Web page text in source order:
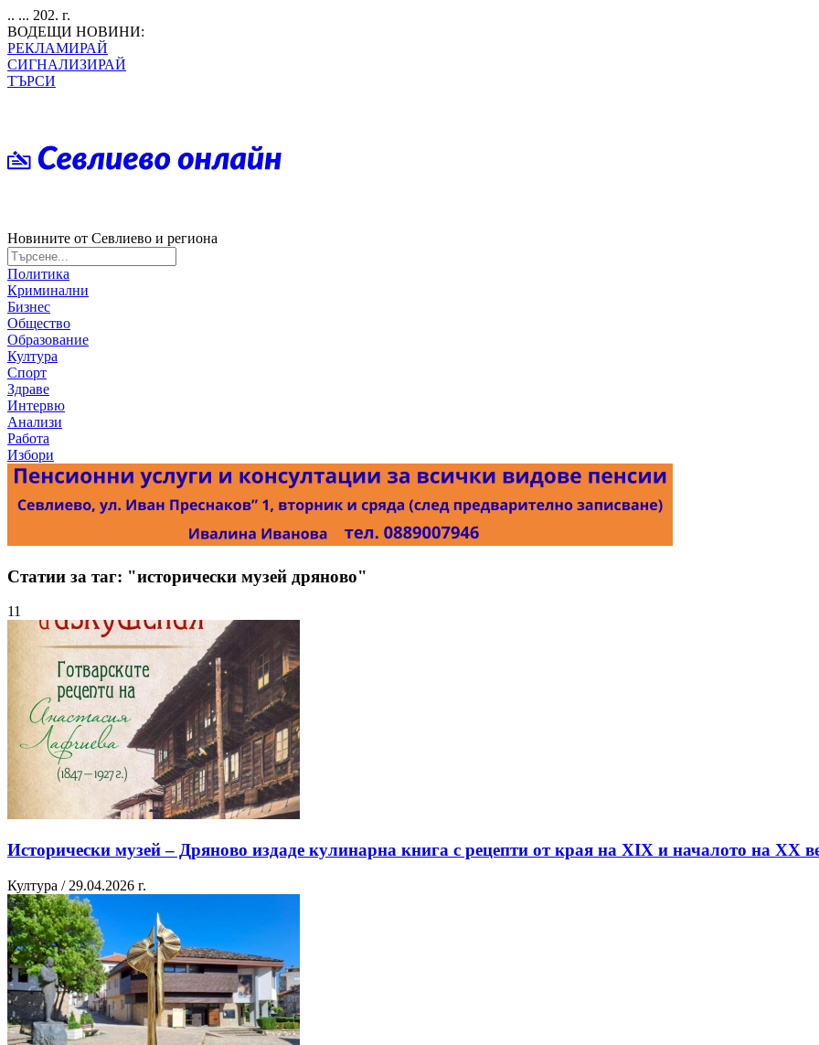
.. ... 202. г.
ВОДЕЩИ НОВИНИ:
РЕКЛАМИРАЙ
СИГНАЛИЗИРАЙ
ТЪРСИ
Новините от Севлиево и региона
Политика
Криминални
Бизнес
Общество
Образование
Култура
Спорт
Здраве
Интервю
Анализи
Работа
Избори
Статии за таг: "исторически музей дряново"
11
Исторически музей – Дряново издаде кулинарна книга с рецепти от края на XIX и началото на XX
Култура / 29.04.2026 г.